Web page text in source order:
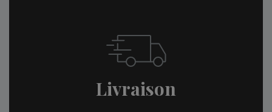
Livraison